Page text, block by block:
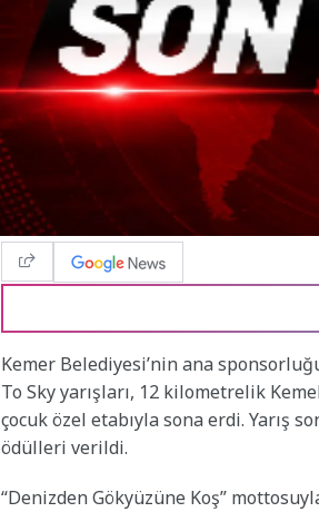
Kemer Belediyesi’nin ana
To Sky yarışları, 12 kilometrelik
çocuk özel etabıyla sona erdi. Yarış
ödülleri verildi.
“Denizden Gökyüzüne Koş”